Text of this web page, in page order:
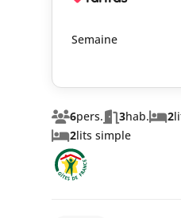
6pers. 3hab. 2
2lits simple
Semaine